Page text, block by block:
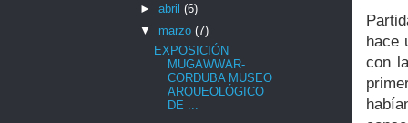
hace
con
► abril (6)
▼ marzo (7)
EXPOSICIÓN
MUGAWWAR-
CORDUBA MUSEO
ARQUEOLÓGICO
DE ...